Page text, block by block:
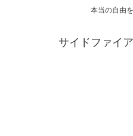
本当の自由
サイドファイ